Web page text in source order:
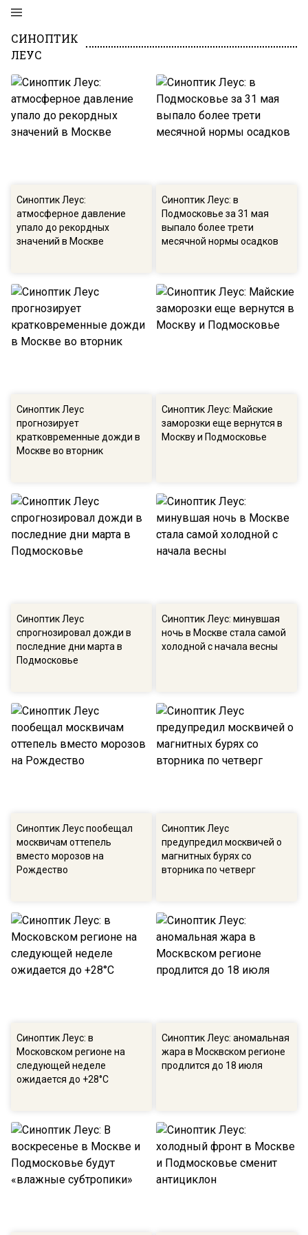
СИНОПТИК
ЛЕУС
Синоптик Леус:
атмосферное давление
упало до рекордных
значений в Москве
Синоптик Леус: в
Подмосковье за 31 мая
выпало более трети
месячной нормы осадков
Синоптик Леус
прогнозирует
кратковременные дожди в
Москве во вторник
Синоптик Леус: Майские
заморозки еще вернутся в
Москву и Подмосковье
Синоптик Леус
спрогнозировал дожди в
последние дни марта в
Подмосковье
Синоптик Леус: минувшая
ночь в Москве стала самой
холодной с начала весны
Синоптик Леус пообещал
москвичам оттепель
вместо морозов на
Рождество
Синоптик Леус
предупредил москвичей о
магнитных бурях со
вторника по четверг
Синоптик Леус: в
Московском регионе на
следующей неделе
ожидается до +28°C
Синоптик Леус: аномальная
жара в Москвском регионе
продлится до 18 июля